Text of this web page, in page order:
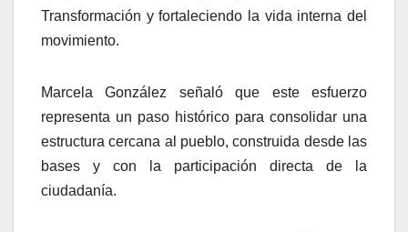
Transformación y fortaleciendo la vida interna del
movimiento.
Marcela González señaló que este esfuerzo
representa un paso histórico para consolidar una
estructura cercana al pueblo, construida desde las
bases y con la participación directa de la
ciudadanía.